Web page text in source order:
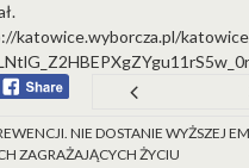
katowice.wyborcza.pl/
NIE DOSTANIE WYŻSZEJ
ZAGRAŻAJĄCYCH ŻYCIU